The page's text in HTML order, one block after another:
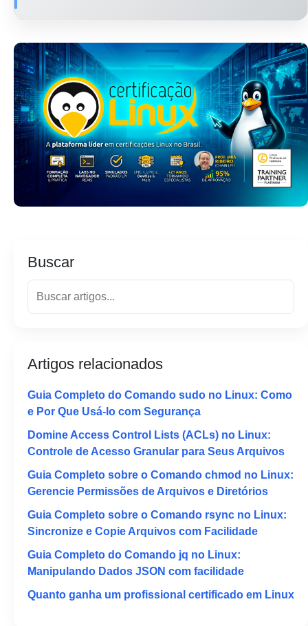
Buscar
Artigos relacionados
Guia Completo do Comando sudo no Linux: Como
e Por Que Usá-lo com Segurança
Domine Access Control Lists (ACLs) no Linux:
Controle de Acesso Granular para Seus Arquivos
Guia Completo sobre o Comando chmod no Linux:
Gerencie Permissões de Arquivos e Diretórios
Guia Completo sobre o Comando rsync no Linux:
Sincronize e Copie Arquivos com Facilidade
Guia Completo do Comando jq no Linux:
Manipulando Dados JSON com facilidade
Quanto ganha um profissional certificado em Linux